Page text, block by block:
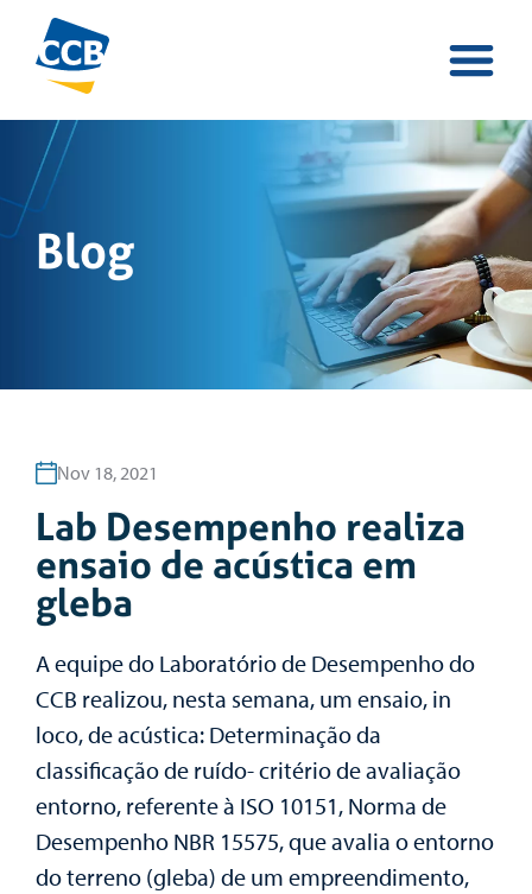
Blog
Nov 18, 2021
Lab Desempenho realiza
ensaio de acústica em
gleba
A equipe do Laboratório de Desempenho do
CCB realizou, nesta semana, um ensaio, in
loco, de acústica: Determinação da
classificação de ruído- critério de avaliação
entorno, referente à ISO 10151, Norma de
Desempenho NBR 15575, que avalia o entorno
do terreno (gleba) de um empreendimento,